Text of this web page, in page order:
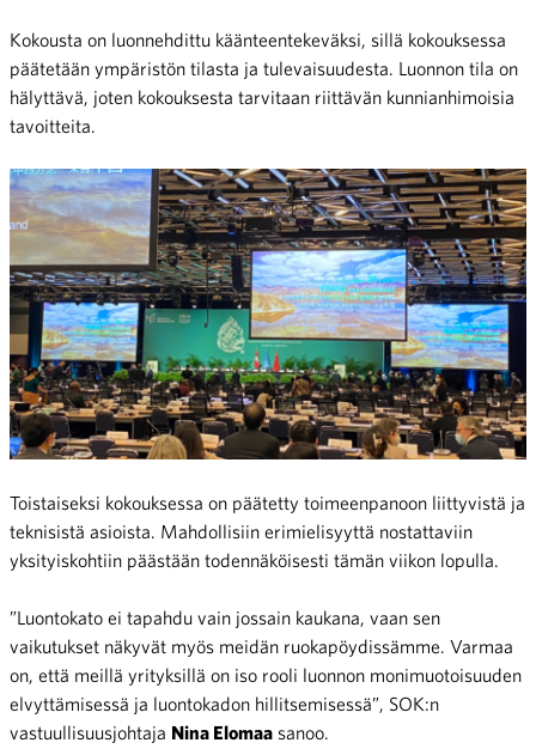
Kokousta on luonnehdittu käänteentekeväksi, sillä kokouksessa
päätetään ympäristön tilasta ja tulevaisuudesta. Luonnon tila on
hälyttävä, joten kokouksesta tarvitaan riittävän kunnianhimoisia
tavoitteita.
Toistaiseksi kokouksessa on päätetty toimeenpanoon liittyvistä ja
teknisistä asioista. Mahdollisiin erimielisyyttä nostattaviin
yksityiskohtiin päästään todennäköisesti tämän viikon lopulla.
”Luontokato ei tapahdu vain jossain kaukana, vaan sen
vaikutukset näkyvät myös meidän ruokapöydissämme. Varmaa
on, että meillä yrityksillä on iso rooli luonnon monimuotoisuuden
elvyttämisessä ja luontokadon hillitsemisessä”, SOK:n
vastuullisuusjohtaja Nina Elomaa sanoo.